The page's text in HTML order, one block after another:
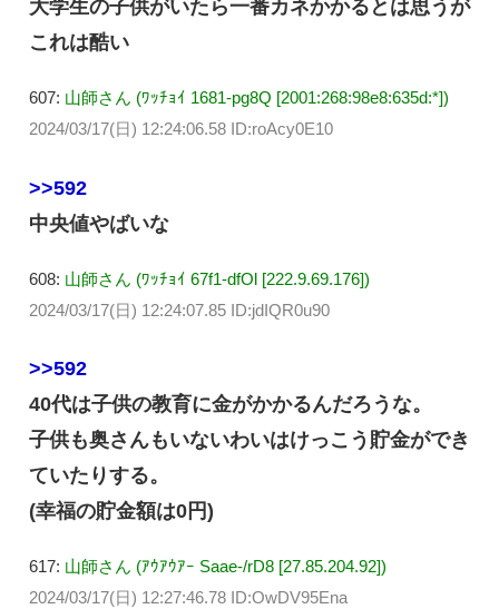
大学生の子供がいたら一番カネかかるとは思うが
これは酷い
607: 山師さん (ﾜｯﾁｮｲ 1681-pg8Q [2001:268:98e8:635d:*])
2024/03/17(日) 12:24:06.58 ID:roAcy0E10
>>592
中央値やばいな
608: 山師さん (ﾜｯﾁｮｲ 67f1-dfOl [222.9.69.176])
2024/03/17(日) 12:24:07.85 ID:jdIQR0u90
>>592
40代は子供の教育に金がかかるんだろうな。
子供も奥さんもいないわいはけっこう貯金ができ
ていたりする。
(幸福の貯金額は0円)
617: 山師さん (ｱｳｱｳｱｰ Saae-/rD8 [27.85.204.92])
2024/03/17(日) 12:27:46.78 ID:OwDV95Ena